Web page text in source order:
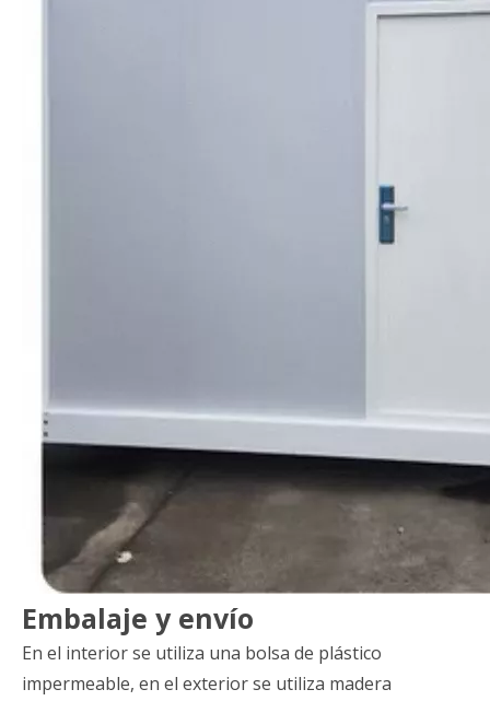
Embalaje y envío
En el interior se utiliza una bolsa de plástico
impermeable, en el exterior se utiliza madera